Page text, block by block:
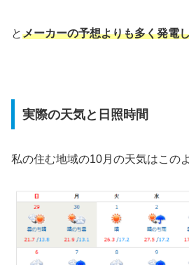
とメーカーの予想よりも多く発電
実際の天気と日照時間
私の住む地域の10月の天気はこの